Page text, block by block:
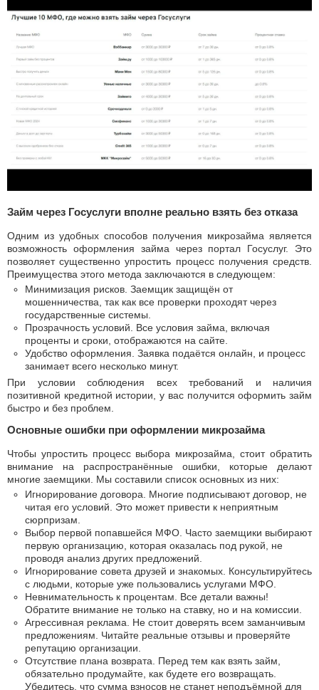
Займ через Госуслуги вполне реально взять без отказа
Одним из удобных способов получения микрозайма является
возможность оформления займа через портал Госуслуг. Это
позволяет существенно упростить процесс получения средств.
Преимущества этого метода заключаются в следующем:
Минимизация рисков. Заемщик защищён от
мошенничества, так как все проверки проходят через
государственные системы.
Прозрачность условий. Все условия займа, включая
проценты и сроки, отображаются на сайте.
Удобство оформления. Заявка подаётся онлайн, и процесс
занимает всего несколько минут.
При условии соблюдения всех требований и наличия
позитивной кредитной истории, у вас получится оформить займ
быстро и без проблем.
Основные ошибки при оформлении микрозайма
Чтобы упростить процесс выбора микрозайма, стоит обратить
внимание на распространённые ошибки, которые делают
многие заемщики. Мы составили список основных из них:
Игнорирование договора. Многие подписывают договор, не
читая его условий. Это может привести к неприятным
сюрпризам.
Выбор первой попавшейся МФО. Часто заемщики выбирают
первую организацию, которая оказалась под рукой, не
проводя анализ других предложений.
Игнорирование совета друзей и знакомых. Консультируйтесь
с людьми, которые уже пользовались услугами МФО.
Невнимательность к процентам. Все детали важны!
Обратите внимание не только на ставку, но и на комиссии.
Агрессивная реклама. Не стоит доверять всем заманчивым
предложениям. Читайте реальные отзывы и проверяйте
репутацию организации.
Отсутствие плана возврата. Перед тем как взять займ,
обязательно продумайте, как будете его возвращать.
Убедитесь, что сумма взносов не станет неподъёмной для